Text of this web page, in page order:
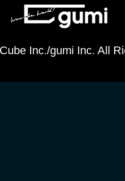
Inc./gumi Inc. All